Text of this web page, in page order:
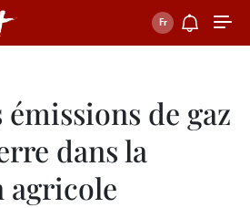
de gaz
dans la